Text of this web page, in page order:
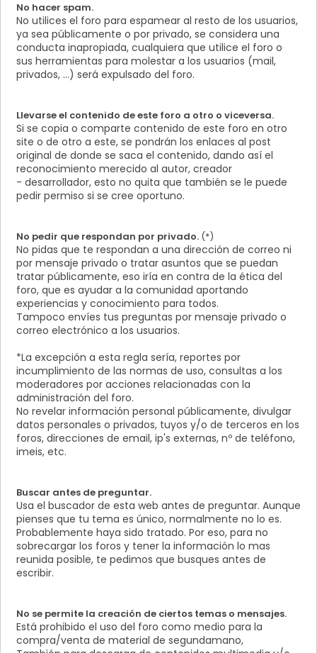
No hacer spam.
No utilices el foro para espamear al resto de los usuarios,
ya sea públicamente o por privado, se considera una
conducta inapropiada, cualquiera que utilice el foro o
sus herramientas para molestar a los usuarios (mail,
privados, ...) será expulsado del foro.
Llevarse el contenido de este foro a otro o viceversa.
Si se copia o comparte contenido de este foro en otro
site o de otro a este, se pondrán los enlaces al post
original de donde se saca el contenido, dando así el
reconocimiento merecido al autor, creador
- desarrollador, esto no quita que también se le puede
pedir permiso si se cree oportuno.
No pedir que respondan por privado. (*)
No pidas que te respondan a una dirección de correo ni
por mensaje privado o tratar asuntos que se puedan
tratar públicamente, eso iría en contra de la ética del
foro, que es ayudar a la comunidad aportando
experiencias y conocimiento para todos.
Tampoco envíes tus preguntas por mensaje privado o
correo electrónico a los usuarios.
*La excepción a esta regla sería, reportes por
incumplimiento de las normas de uso, consultas a los
moderadores por acciones relacionadas con la
administración del foro.
No revelar información personal públicamente, divulgar
datos personales o privados, tuyos y/o de terceros en los
foros, direcciones de email, ip's externas, nº de teléfono,
imeis, etc.
Buscar antes de preguntar.
Usa el buscador de esta web antes de preguntar. Aunque
pienses que tu tema es único, normalmente no lo es.
Probablemente haya sido tratado. Por eso, para no
sobrecargar los foros y tener la información lo mas
reunida posible, te pedimos que busques antes de
escribir.
No se permite la creación de ciertos temas o mensajes.
Está prohibido el uso del foro como medio para la
compra/venta de material de segundamano,